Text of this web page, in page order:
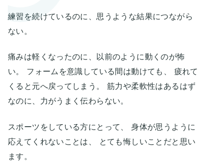
練習を続けているのに、思うような結果につながら
ない。
痛みは軽くなったのに、以前のように動くのが怖
い。 フォームを意識している間は動けても、 疲れて
くると元へ戻ってしまう。 筋力や柔軟性はあるはず
なのに、力がうまく伝わらない。
スポーツをしている方にとって、 身体が思うように
応えてくれないことは、 とても悔しいことだと思い
ます。